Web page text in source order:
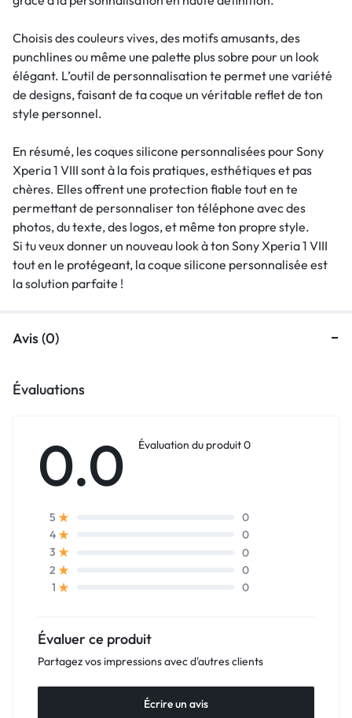
Choisis des couleurs vives, des motifs amusants, des
punchlines ou même une palette plus sobre pour un look
élégant. L’outil de personnalisation te permet une variété
de designs, faisant de ta coque un véritable reflet de ton
style personnel.
En résumé, les coques silicone personnalisées pour Sony
Xperia 1 VIII sont à la fois pratiques, esthétiques et pas
chères. Elles offrent une protection fiable tout en te
permettant de personnaliser ton téléphone avec des
photos, du texte, des logos, et même ton propre style.
Si tu veux donner un nouveau look à ton Sony Xperia 1 VIII
tout en le protégeant, la coque silicone personnalisée est
la solution parfaite !
Avis (0)
Évaluations
0.0 Évaluation du produit 0
5
0
4
0
3
0
2
0
1
0
Évaluer ce produit
Partagez vos impressions avec d'autres clients
Écrire un avis